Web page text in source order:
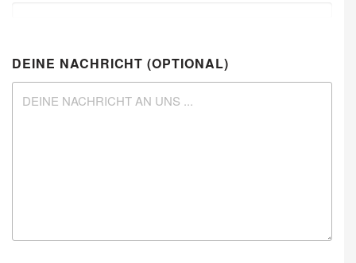
DEINE NACHRICHT (OPTIONAL)